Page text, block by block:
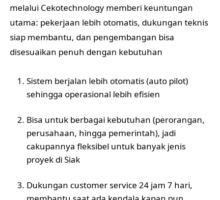
melalui Cekotechnology memberi keuntungan
utama: pekerjaan lebih otomatis, dukungan teknis
siap membantu, dan pengembangan bisa
disesuaikan penuh dengan kebutuhan
Sistem berjalan lebih otomatis (auto pilot)
sehingga operasional lebih efisien
Bisa untuk berbagai kebutuhan (perorangan,
perusahaan, hingga pemerintah), jadi
cakupannya fleksibel untuk banyak jenis
proyek di Siak
Dukungan customer service 24 jam 7 hari,